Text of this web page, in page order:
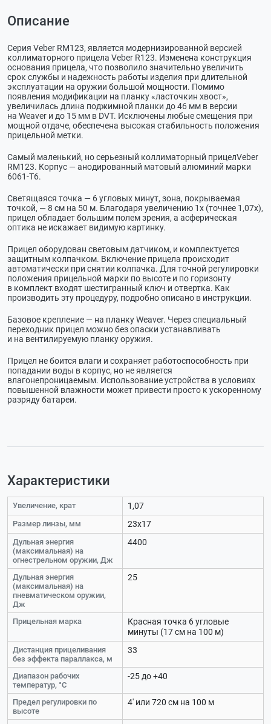
Описание
Серия Veber RM123, является модернизированной версией
коллиматорного прицела Veber R123. Изменена конструкция
основания прицела, что позволило значительно увеличить
срок службы и надежность работы изделия при длительной
эксплуатации на оружии большой мощности. Помимо
появления модификации на планку «ласточкин хвост»,
увеличилась длина поджимной планки до 46 мм в версии
на Weaver и до 15 мм в DVT. Исключены любые смещения при
мощной отдаче, обеспечена высокая стабильность положения
прицельной метки.
Самый маленький, но серьезный коллиматорный прицелVeber
RM123. Корпус — анодированный матовый алюминий марки
6061-Т6.
Светящаяся точка — 6 угловых минут, зона, покрываемая
точкой, — 8 см на 50 м. Благодаря увеличению 1х (точнее 1,07х),
прицел обладает большим полем зрения, а асферическая
оптика не искажает видимую картинку.
Прицел оборудован световым датчиком, и комплектуется
защитным колпачком. Включение прицела происходит
автоматически при снятии колпачка. Для точной регулировки
положения прицельной марки по высоте и по горизонту
в комплект входят шестигранный ключ и отвертка. Как
производить эту процедуру, подробно описано в инструкции.
Базовое крепление — на планку Weaver. Через специальный
переходник прицел можно без опаски устанавливать
и на вентилируемую планку оружия.
Прицел не боится влаги и сохраняет работоспособность при
попадании воды в корпус, но не является
влагонепроницаемым. Использование устройства в условиях
повышенной влажности может привести просто к ускоренному
разряду батареи.
Характеристики
Увеличение, крат 1,07
Размер линзы, мм 23х17
Дульная энергия
(максимальная) на
огнестрельном оружии, Дж
4400
Дульная энергия
(максимальная) на
пневматическом оружии,
Дж
25
Прицельная марка
Красная точка 6 угловые
минуты (17 см на 100 м)
Дистанция прицеливания
без эффекта параллакса, м
33
Диапазон рабочих
температур, °С
-25 до +40
Предел регулировки по
высоте
4' или 720 см на 100 м